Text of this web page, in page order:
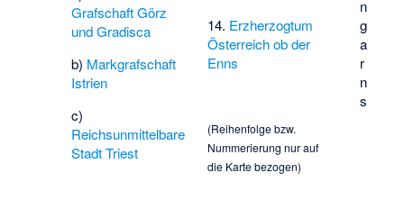
Grafschaft Görz
und Gradisca
b) Markgrafschaft
Istrien
c)
Reichsunmittelbare
Stadt Triest
14. Erzherzogtum
Österreich ob der
Enns
(Reihenfolge bzw.
Nummerierung nur auf
die Karte bezogen)
n
g
a
r
n
s